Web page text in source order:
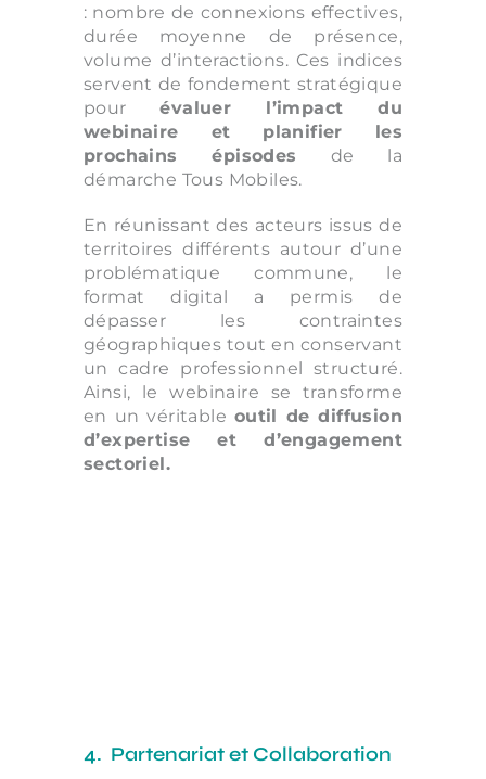
: nombre de connexions effectives,
durée moyenne de présence,
volume d’interactions. Ces indices
servent de fondement stratégique
pourévaluer l’impact du
webinaire et planifier les
prochains épisodes de la
démarche Tous Mobiles.
En réunissant des acteurs issus de
territoires différents autour d’une
problématique commune, le
format digital a permis de
dépasser les contraintes
géographiques tout en conservant
un cadre professionnel structuré.
Ainsi, le webinaire se transforme
en un véritable outil de diffusion
d’expertise et d’engagement
sectoriel.
4. Partenariat et Collaboration